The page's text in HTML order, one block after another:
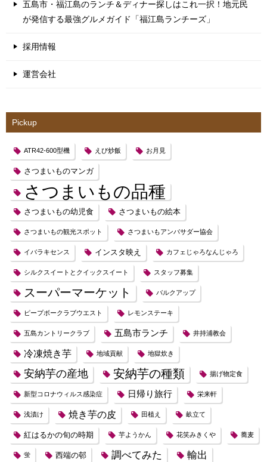
五島市・福江島のランチ＆ディナー探しはこれ一択！地元民
が発信する最強グルメガイド「福江島ランチーズ」
採用情報
運営会社
Pickup
ATR42-600型機 えび炒飯 お月見
さつまいものマンガ
さつまいもの品種
さつまいもの幼児食 さつまいもの絵本
さつまいもの観光スポット さつまいもアンバサダー協会
イバラキセンス インスタ映え カフェじゃろなんじゃろ
シルクスイートとクイックスイート スタッフ募集
スーパーマーケット バルクアップ
ピープボークラブウエスト レモンステーキ
五島カントリークラブ 五島市ランチ 井持浦教会
冷凍焼き芋 地域貢献 地獄炊き
安納芋の産地 安納芋の種類 揚げ物定食
新型コロナウィルス感染症 日帰り旅行 栄来軒
浅漬け 焼き芋の皮 田植え 畝立て
紅はるかの旬の時期 芋ようかん 花笑みきくや 蕎麦
蛍 西端の邨 調べてみた 輸出